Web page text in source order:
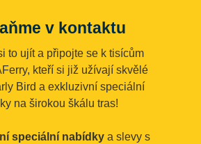
v kontaktu
to ujít a připojte se k tisícům
kteří si již užívají skvělé
Bird a exkluzivní speciální
na širokou škálu tras!
speciální nabídky a slevy s